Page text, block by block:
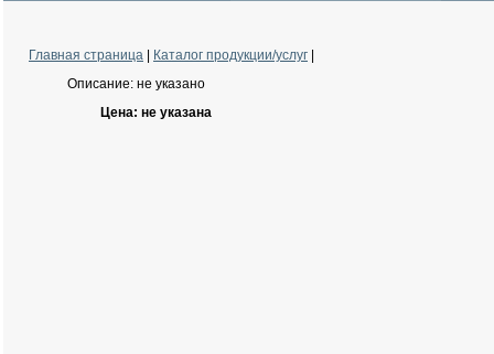
Главная страница Каталог продукции/услуг
Описание: не указано
Цена: не указана